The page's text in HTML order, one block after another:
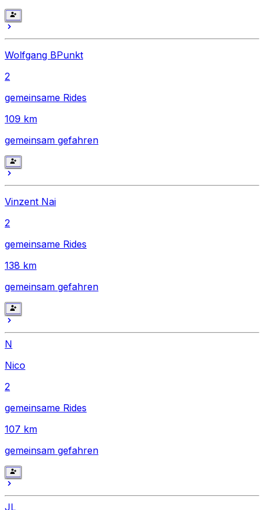
Wolfgang BPunkt
2
gemeinsame Rides
109 km
gemeinsam gefahren
Vinzent Nai
2
gemeinsame Rides
138 km
gemeinsam gefahren
N
Nico
2
gemeinsame Rides
107 km
gemeinsam gefahren
JL